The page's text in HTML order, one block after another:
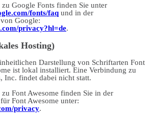
Google Fonts finden Sie unter
fonts/faq und in der
Google:
privacy?hl=de.
Hosting)
Darstellung von Schriftarten Font
ist lokal installiert. Eine Verbindung zu
Inc. findet dabei nicht statt.
Font Awesome finden Sie in der
Font Awesome unter:
privacy.